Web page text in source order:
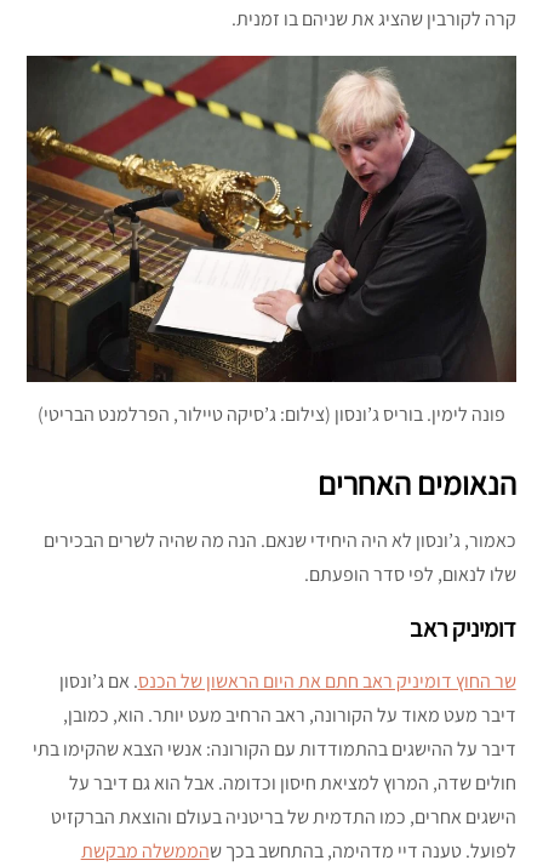
קרה לקורבין שהציג את שניהם בו זמנית.
פונה לימין. בוריס ג’ונסון (צילום: ג’סיקה טיילור, הפרלמנט הבריטי)
הנאומים האחרים
כאמור, ג’ונסון לא היה היחידי שנאם. הנה מה שהיה לשרים הבכירים
שלו לנאום, לפי סדר הופעתם.
דומיניק ראב
שר החוץ דומיניק ראב חתם את היום הראשון של הכנס. אם ג’ונסון
דיבר מעט מאוד על הקורונה, ראב הרחיב מעט יותר. הוא, כמובן,
דיבר על ההישגים בהתמודדות עם הקורונה: אנשי הצבא שהקימו בתי
חולים שדה, המרוץ למציאת חיסון וכדומה. אבל הוא גם דיבר על
הישגים אחרים, כמו התדמית של בריטניה בעולם והוצאת הברקזיט
לפועל. טענה דיי מדהימה, בהתחשב בכך שהממשלה מבקשת